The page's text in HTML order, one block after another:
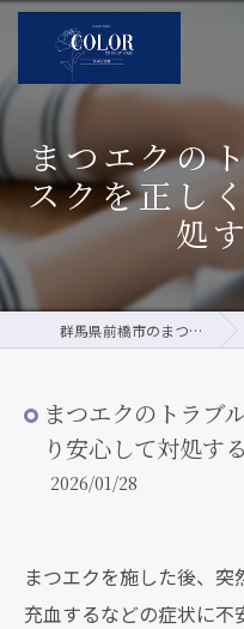
まつエクの
スクを正し
処
群馬県前橋市のまつエクならCOLOR by pour vous
まつエクのトラブ
り安心して対処す
2026/01/28
まつエクを施した後、突
充血するなどの症状に